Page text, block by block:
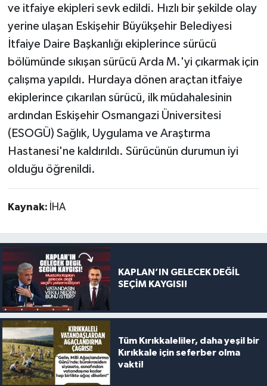
ve itfaiye ekipleri sevk edildi. Hızlı bir şekilde olay
yerine ulaşan Eskişehir Büyükşehir Belediyesi
İtfaiye Daire Başkanlığı ekiplerince sürücü
bölümünde sıkışan sürücü Arda M.'yi çıkarmak için
çalışma yapıldı. Hurdaya dönen araçtan itfaiye
ekiplerince çıkarılan sürücü, ilk müdahalesinin
ardından Eskişehir Osmangazi Üniversitesi
(ESOGÜ) Sağlık, Uygulama ve Araştırma
Hastanesi'ne kaldırıldı. Sürücünün durumun iyi
olduğu öğrenildi.
Kaynak: İHA
KAPLAN’IN GELECEK DEĞİL
SEÇİM KAYGISI!
Tüm Kırıkkaleliler, daha yeşil bir
Kırıkkale için seferber olma
vakti!